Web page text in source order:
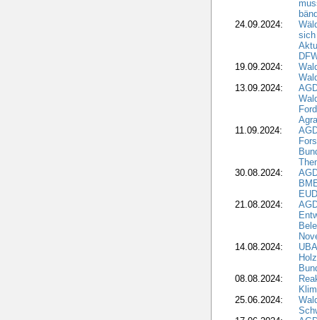
24.09.2024:
sich
19.09.2024:
13.09.2024:
11.09.2024:
30.08.2024:
21.08.2024:
14.08.2024:
08.08.2024:
25.06.2024: